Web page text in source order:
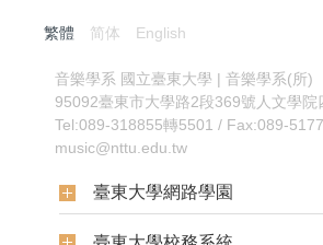
繁體 简体
English
音樂學系 國立臺東大學 | 音樂學系(所)
95092臺東市大學路2段369號人文學院
Tel:089-318855轉5501 / Fax:089-
music@nttu.edu.tw
臺東大學網路學園